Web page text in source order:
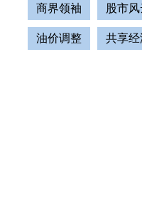
商界领袖 股市风
油价调整 共享经